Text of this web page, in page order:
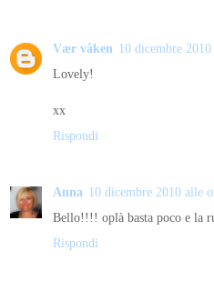
Vær våken 10 dicembre
Lovely!
xx
Rispondi
Anna 10 dicembre 2010 alle
Bello!!!! oplà basta poco e la
Rispondi